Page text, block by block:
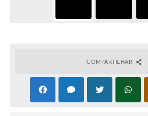
COMPARTILHAR